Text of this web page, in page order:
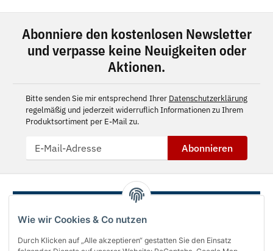
Wie wir Cookies & Co nutzen
Durch Klicken auf „Alle akzeptieren“ gestatten Sie den Einsatz
Abonniere den kostenlosen Newsletter
und verpasse keine Neuigkeiten oder
Aktionen.
Bitte senden Sie mir entsprechend Ihrer Datenschutzerklärung
regelmäßig und jederzeit widerruflich Informationen zu Ihrem
Produktsortiment per E-Mail zu.
Abonnieren